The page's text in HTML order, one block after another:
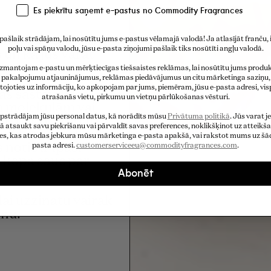
Bet kas īsti ir
kā jūs varat
sastāvdaļas,
vai
par to, kādai
sarakstos ir
notis ir īpaši
sauc par
uzzinātu vairāk
Es piekrītu saņemt e-pastus no Commodity Fragrances
strādājam, lai nosūtītu jums e-pastus vēlamajā valodā! Ja atlasījāt franču,
poļu vai spāņu valodu, jūsu e-pasta ziņojumi pašlaik tiks nosūtīti angļu valodā.
e-pastu un mērķtiecīgas tiešsaistes reklāmas, lai nosūtītu jums
pakalpojumu atjauninājumus, reklāmas piedāvājumus un citu mārketinga saziņu,
uz informāciju, ko apkopojam par jums, piemēram, jūsu e-pasta adresi,
atrašanās vietu, pirkumu un vietņu pārlūkošanas vēsturi.
jūsu personal datus, kā norādīts mūsu Privātuma politikā. Jūs varat
atsaukt savu piekrišanu vai pārvaldīt savas preferences, noklikšķinot uz
kas atrodas jebkura mūsu mārketinga e-pasta apakšā, vai rakstot mums uz
pasta adresi.customerserviceeu@commodityfragrances.com.
Abonēt